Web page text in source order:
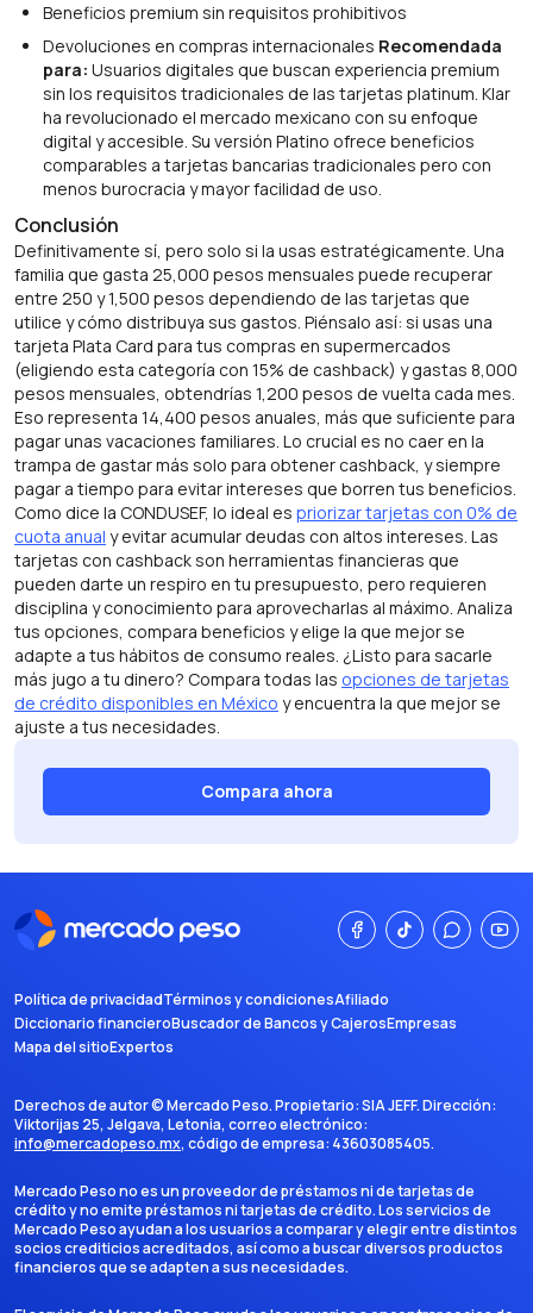
Beneficios premium sin requisitos prohibitivos
Devoluciones en compras internacionales Recomendada
para: Usuarios digitales que buscan experiencia premium
sin los requisitos tradicionales de las tarjetas platinum. Klar
ha revolucionado el mercado mexicano con su enfoque
digital y accesible. Su versión Platino ofrece beneficios
comparables a tarjetas bancarias tradicionales pero con
menos burocracia y mayor facilidad de uso.
Conclusión
Definitivamente sí, pero solo si la usas estratégicamente. Una
familia que gasta 25,000 pesos mensuales puede recuperar
entre 250 y 1,500 pesos dependiendo de las tarjetas que
utilice y cómo distribuya sus gastos. Piénsalo así: si usas una
tarjeta Plata Card para tus compras en supermercados
(eligiendo esta categoría con 15% de cashback) y gastas 8,000
pesos mensuales, obtendrías 1,200 pesos de vuelta cada mes.
Eso representa 14,400 pesos anuales, más que suficiente para
pagar unas vacaciones familiares. Lo crucial es no caer en la
trampa de gastar más solo para obtener cashback, y siempre
pagar a tiempo para evitar intereses que borren tus beneficios.
Como dice la CONDUSEF, lo ideal es priorizar tarjetas con 0% de
cuota anual y evitar acumular deudas con altos intereses. Las
tarjetas con cashback son herramientas financieras que
pueden darte un respiro en tu presupuesto, pero requieren
disciplina y conocimiento para aprovecharlas al máximo. Analiza
tus opciones, compara beneficios y elige la que mejor se
adapte a tus hábitos de consumo reales. ¿Listo para sacarle
más jugo a tu dinero? Compara todas las opciones de tarjetas
de crédito disponibles en México y encuentra la que mejor se
ajuste a tus necesidades.
Compara ahora
Política de privacidadTérminos y condicionesAfiliado
Diccionario financieroBuscador de Bancos y CajerosEmpresas
Mapa del sitioExpertos
Derechos de autor ©Mercado Peso. Propietario:SIA JEFF. Dirección:
Viktorijas 25, Jelgava, Letonia, correo electrónico:
info@mercadopeso.mx, código de empresa: 43603085405.
Mercado Peso no es un proveedor de préstamos ni de tarjetas de
crédito y no emite préstamos ni tarjetas de crédito. Los servicios de
Mercado Peso ayudan a los usuarios a comparar y elegir entre distintos
socios crediticios acreditados, así como a buscar diversos productos
financieros que se adapten a sus necesidades.